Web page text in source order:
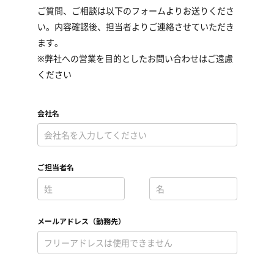
ご質問、ご相談は以下のフォームよりお送りくださ
い。内容確認後、担当者よりご連絡させていただき
ます。
※弊社への営業を目的としたお問い合わせはご遠慮
ください
*
会社名
*
ご担当者名
*
*
メールアドレス（勤務先）